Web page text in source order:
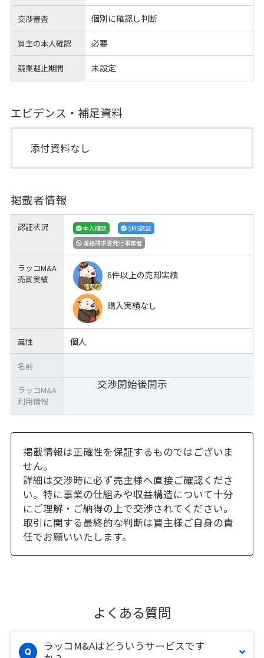
交渉審査 個別に確認し判断
買主の本人確認 必要
競業避止期間 未設定
エビデンス・補足資料
添付資料なし
掲載者情報
認証状況 本人確認
SMS認証
適格請求書発行事業者
ラッコM&A
売買実績
6件以上の売却実績
購入実績なし
属性 個人
交渉開始後開示
名前
ラッコM&A
利用情報
掲載情報は正確性を保証するものではございま
せん。
詳細は交渉時に必ず売主様へ直接ご確認くださ
い。特に事業の仕組みや収益構造について十分
にご理解・ご納得の上で交渉されてください。
取引に関する最終的な判断は買主様ご自身の責
任でお願いいたします。
よくある質問
ラッコM&Aはどういうサービスです